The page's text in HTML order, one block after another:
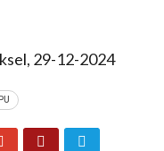
29-12-2024